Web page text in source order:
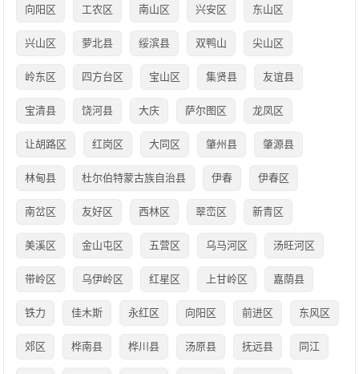
向阳区 工农区 南山区 兴安区 东山区
兴山区 萝北县 绥滨县 双鸭山 尖山区
岭东区 四方台区 宝山区 集贤县 友谊县
宝清县 饶河县 大庆 萨尔图区 龙凤区
让胡路区 红岗区 大同区 肇州县 肇源县
林甸县 杜尔伯特蒙古族自治县 伊春 伊春区
南岔区 友好区 西林区 翠峦区 新青区
美溪区 金山屯区 五营区 乌马河区 汤旺河区
带岭区 乌伊岭区 红星区 上甘岭区 嘉荫县
铁力 佳木斯 永红区 向阳区 前进区 东风区
郊区 桦南县 桦川县 汤原县 抚远县 同江